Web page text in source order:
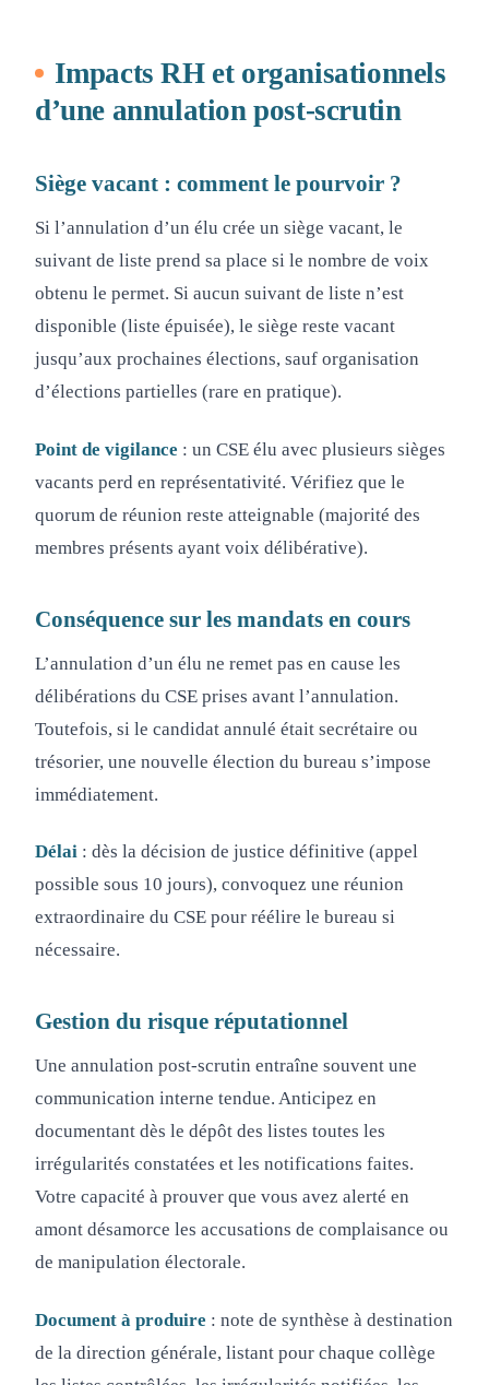
Impacts RH et organisationnels
d’une annulation post-scrutin
Siège vacant : comment le pourvoir ?
Si l’annulation d’un élu crée un siège vacant, le
suivant de liste prend sa place si le nombre de voix
obtenu le permet. Si aucun suivant de liste n’est
disponible (liste épuisée), le siège reste vacant
jusqu’aux prochaines élections, sauf organisation
d’élections partielles (rare en pratique).
Point de vigilance : un CSE élu avec plusieurs sièges
vacants perd en représentativité. Vérifiez que le
quorum de réunion reste atteignable (majorité des
membres présents ayant voix délibérative).
Conséquence sur les mandats en cours
L’annulation d’un élu ne remet pas en cause les
délibérations du CSE prises avant l’annulation.
Toutefois, si le candidat annulé était secrétaire ou
trésorier, une nouvelle élection du bureau s’impose
immédiatement.
Délai : dès la décision de justice définitive (appel
possible sous 10 jours), convoquez une réunion
extraordinaire du CSE pour réélire le bureau si
nécessaire.
Gestion du risque réputationnel
Une annulation post-scrutin entraîne souvent une
communication interne tendue. Anticipez en
documentant dès le dépôt des listes toutes les
irrégularités constatées et les notifications faites.
Votre capacité à prouver que vous avez alerté en
amont désamorce les accusations de complaisance ou
de manipulation électorale.
Document à produire : note de synthèse à destination
de la direction générale, listant pour chaque collège